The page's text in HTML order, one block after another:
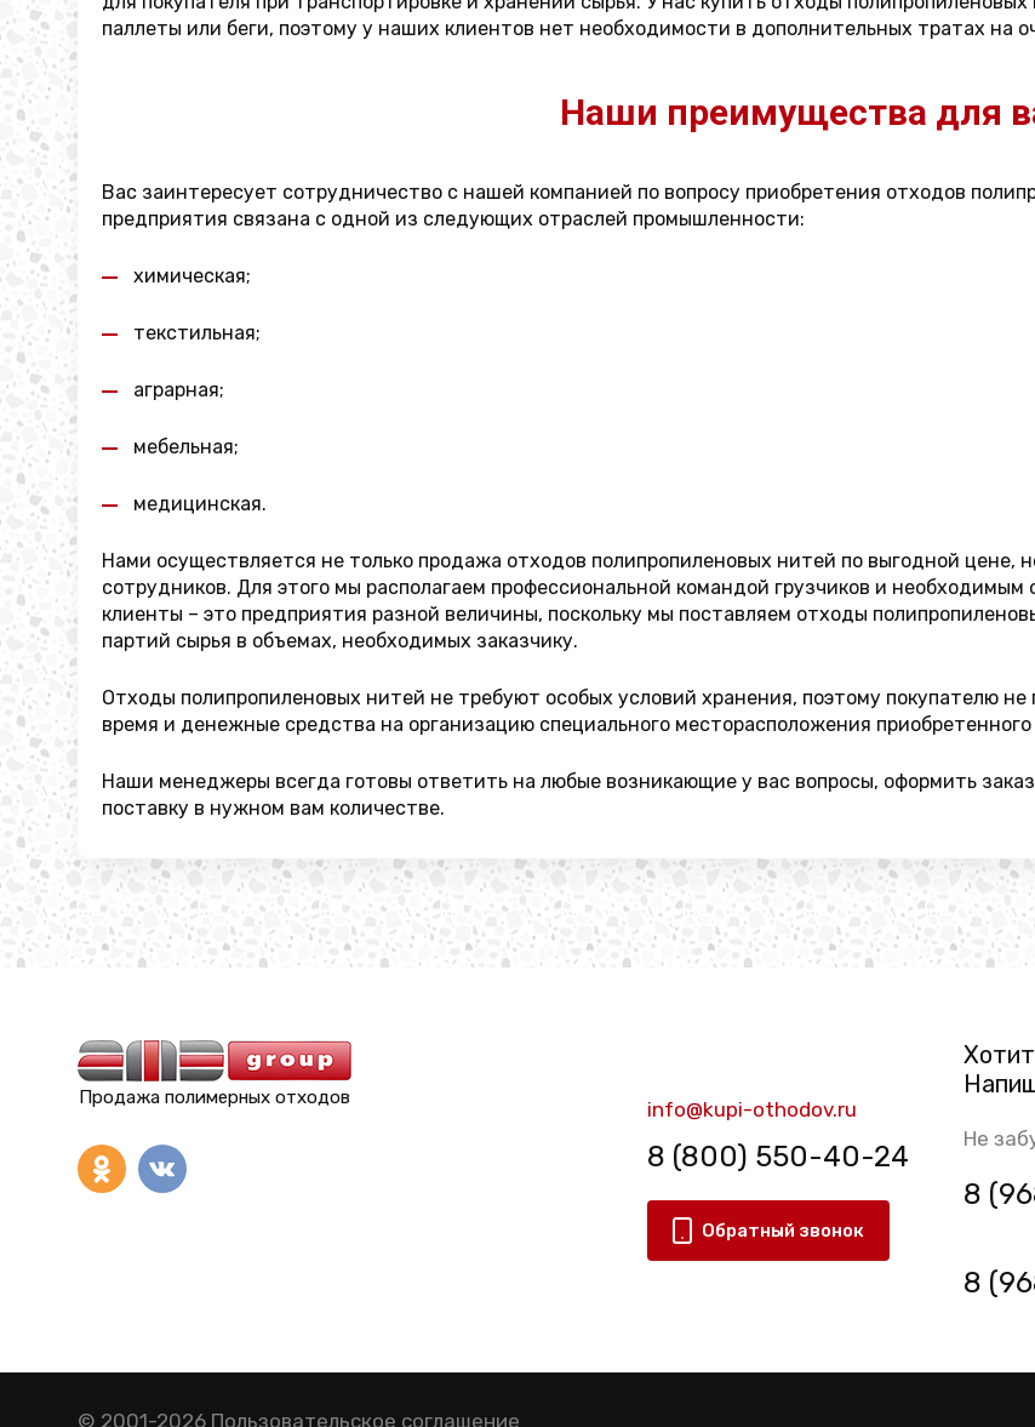
паллеты или беги, поэтому у наших клиентов нет необходимости в дополнительных тратах на
Наши преимущества для
Вас заинтересует сотрудничество с нашей компанией по вопросу приобретения отходов
предприятия связана с одной из следующих отраслей промышленности:
химическая;
текстильная;
аграрная;
мебельная;
медицинская.
Нами осуществляется не только продажа отходов полипропиленовых нитей по выгодной цене,
сотрудников. Для этого мы располагаем профессиональной командой грузчиков и
клиенты – это предприятия разной величины, поскольку мы поставляем отходы
партий сырья в объемах, необходимых заказчику.
Отходы полипропиленовых нитей не требуют особых условий хранения, поэтому покупателю
время и денежные средства на организацию специального месторасположения приобретенного
Наши менеджеры всегда готовы ответить на любые возникающие у вас вопросы, оформить
поставку в нужном вам количестве.
Продажа полимерных отходов info@kupi-othodov.ru
8 (800) 550-40-24
Обратный звонок
Не
8
8
© 2001-2026 Пользовательское соглашение